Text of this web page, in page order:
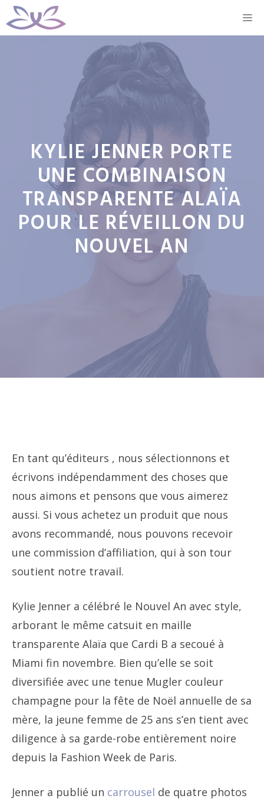
Aller
au
KYLIE JENNER PORTE
UNE COMBINAISON
TRANSPARENTE ALAÏA
POUR LE RÉVEILLON DU
NOUVEL AN
En tant qu’éditeurs , nous sélectionnons et
écrivons indépendamment des choses que
nous aimons et pensons que vous aimerez
aussi. Si vous achetez un produit que nous
avons recommandé, nous pouvons recevoir
une commission d’affiliation, qui à son tour
soutient notre travail.
Kylie Jenner a célébré le Nouvel An avec style,
arborant le même catsuit en maille
transparente Alaïa que Cardi B a secoué à
Miami fin novembre. Bien qu’elle se soit
diversifiée avec une tenue Mugler couleur
champagne pour la fête de Noël annuelle de sa
mère, la jeune femme de 25 ans s’en tient avec
diligence à sa garde-robe entièrement noire
depuis la Fashion Week de Paris.
Jenner a publié un carrousel de quatre photos